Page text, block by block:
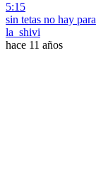
5:15
sin tetas no hay
la_shivi
hace 11 años